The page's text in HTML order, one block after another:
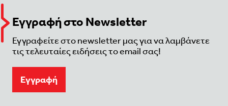
Εγγραφή στο Newsletter
Εγγραφείτε στο newsletter μας για να λαμβάνετε
τις τελευταίες ειδήσεις το email σας!
Eγγραφή